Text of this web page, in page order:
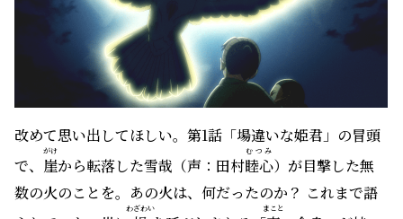
改めて思い出してほしい。第1話「場違いな姫君」の冒頭
から転落した雪哉（声：田村睦心
むつみ
）が目撃した無
数の火のことを。あの火は、何だったのか？ これまで語
られていた、世に禍
わざわい
を呼ぶとされる「真
まこと
の金烏」が持っ
ている、本当の力とは？ そして、八咫烏たちの宿敵とも
言うべき、謎の存在とは？
これから怒涛の展開が続く「烏は主を選ばない」、最終
回までお見逃しなく。